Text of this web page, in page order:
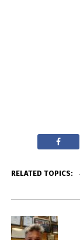
RELATED TOPICS: